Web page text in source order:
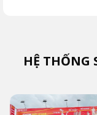
HỆ THỐNG